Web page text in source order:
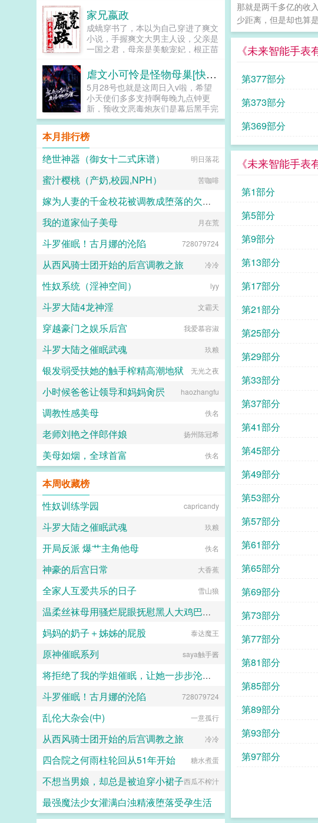
那就是两千多亿的收
少距离，但是却也算
《未来智能手
第377部分
第373部分
第369部分
《未来智能手
第1部分
第5部分
第9部分
第13部分
第17部分
第21部分
第25部分
第29部分
第33部分
第37部分
第41部分
第45部分
第49部分
第53部分
第57部分
第61部分
第65部分
第69部分
第73部分
第77部分
第81部分
第85部分
第89部分
第93部分
第97部分
锋。百变妖锋书友群336837432百
变妖锋铁杆群118285871小说关键
词百变妖锋无弹窗百变妖锋txt全集下
载百变妖锋最新章节阅读...
家兄嬴政
成蟜穿书了，本以为自己穿进了爽文
小说，手握爽文大男主人设，父亲是
一国之君，母亲是美貌宠妃，根正苗
自己还有一个在赵国做人质，且不得
宠的哥哥，大名叫做嬴政千古一...虐文小可怜是怪物母巢[快穿]
5月28号也就是这周日入v啦，希望
小天使们多多支持啊每晚九点钟更
新，预收文恶毒炮灰们是幕后黑手完
结文我只是一个弱小可怜又无助的昏
君灵气复苏后我和马甲们开启了工业
革命祖传技能的各种应用快穿...
本月排行榜
绝世神器（御女十二式床谱）
明日落花
蜜汁樱桃（产奶,校园,NPH） 苦咖啡
嫁为人妻的千金校花被调教成堕落的欠肏肥臀母猪
yeqingxuan
我的道家仙子美母 月在荒
斗罗催眠！古月娜的沦陷 728079724
从西风骑士团开始的后宫调教之旅 冷冷
性奴系统（淫神空间） lyy
斗罗大陆4龙神淫 文霸天
穿越豪门之娱乐后宫 我爱慕容淑
斗罗大陆之催眠武魂 玖粮
银发弱受扶她的触手榨精高潮地狱 无光之夜
小时候爸爸让领导和妈妈肏屄 haozhangfu
调教性感美母 佚名
老师刘艳之伴郎伴娘 扬州陈冠希
美母如烟，全球首富 佚名
本周收藏榜
性奴训练学园
capricandy
斗罗大陆之催眠武魂 玖粮
开局反派 爆艹主角他母 佚名
神豪的后宫日常 大香蕉
全家人互爱共乐的日子 雪山狼
温柔丝袜母用骚烂屁眼抚慰黑人大鸡巴的淫乱群交摄影记录
佚名
妈妈的奶子＋姊姊的屁股 泰达魔王
原神催眠系列 saya触手酱
将拒绝了我的学姐催眠，让她一步步沦陷为我的母狗（把背叛自己的学姐变成对自己忠心耿耿的母狗）
jiuliang
斗罗催眠！古月娜的沦陷 728079724
乱伦大杂会(中) 一意孤行
从西风骑士团开始的后宫调教之旅 冷冷
四合院之何雨柱轮回从51年开始 糖水煮蛋
不想当男娘，却总是被迫穿小裙子西瓜不榨汁
最强魔法少女灌满白浊精液堕落受孕生活